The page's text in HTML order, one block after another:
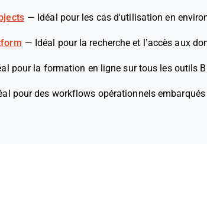
— Idéal pour les cas d'utilisation en
— Idéal pour la recherche et l’accès aux
pour la formation en ligne sur tous les outils BI
pour des workflows opérationnels